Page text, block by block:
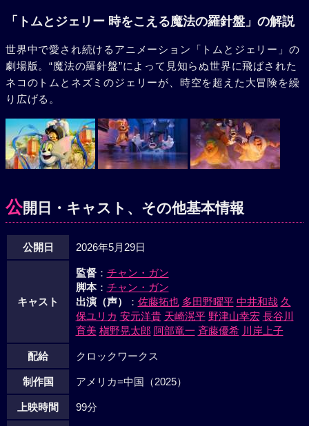
「トムとジェリー 時をこえる魔法の羅針盤」の解説
世界中で愛され続けるアニメーション「トムとジェリー」の
劇場版。“魔法の羅針盤”によって見知らぬ世界に飛ばされた
ネコのトムとネズミのジェリーが、時空を超えた大冒険を繰
り広げる。
公開日・キャスト、その他基本情報
公開日 2026年5月29日
キャスト
監督： チャン・ガン
脚本： チャン・ガン
出演（声）
： 佐藤拓也 多田野曜平 中井和哉 久
保ユリカ 安元洋貴 天崎滉平 野津山幸宏 長谷川
育美 槇野晃太郎 阿部竜一 斉藤優希 川岸上子
配給 クロックワークス
制作国 アメリカ=中国（2025）
上映時間 99分